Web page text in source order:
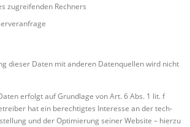
zugrei­fen­den Rechners
die­ser Daten mit ande­ren Daten­quel­len wird nicht
erfolgt auf Grund­la­ge von Art. 6 Abs. 1 lit. f
hat ein berech­tig­tes Inter­es­se an der tech­
und der Opti­mie­rung sei­ner Web­site – hier­zu